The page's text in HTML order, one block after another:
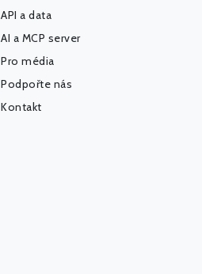
API a data
AI a MCP server
Pro média
Podpořte nás
Kontakt